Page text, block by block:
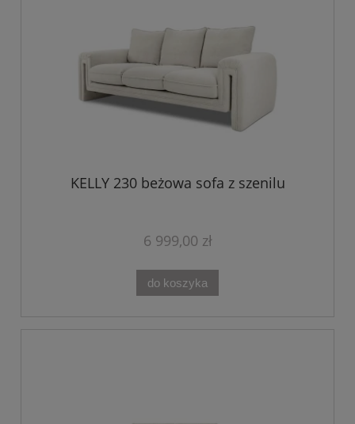
KELLY 230 beżowa sofa z szenilu
6 999,00 zł
do koszyka